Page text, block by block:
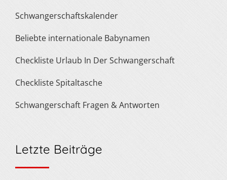
Schwangerschaftskalender
Beliebte internationale Babynamen
Checkliste Urlaub In Der Schwangerschaft
Checkliste Spitaltasche
Schwangerschaft Fragen & Antworten
Letzte Beiträge